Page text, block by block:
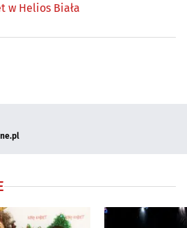
w Helios Biała